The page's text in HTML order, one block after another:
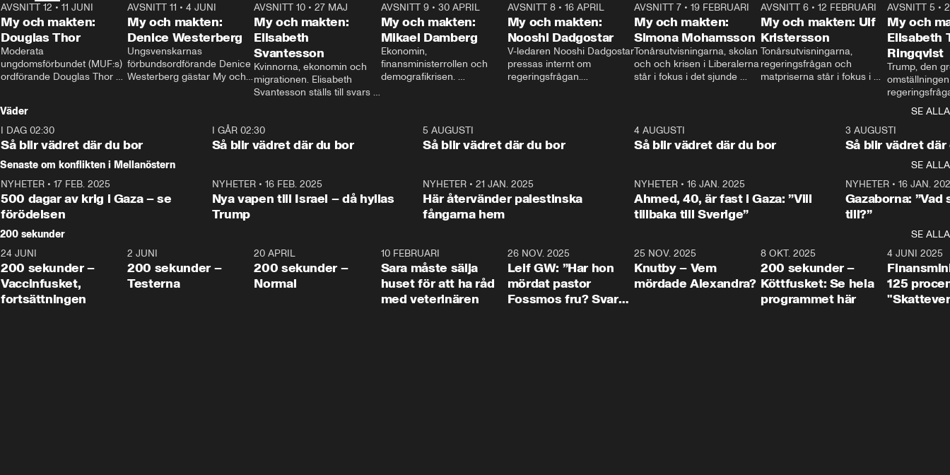
26:27
AVSNITT 12 • 11 JUNI
My och makten:
Douglas Thor
Moderata
ungdomsförbundet (MUF:s)
ordförande Douglas Thor
tonårsutvisningarna och hur
Moderaterna ska locka
väljare till valet i höst.
23:40
AVSNITT 11 •4 JUNI
My och makten:
Denice Westerberg
Ungsvenskarnas
förbundsordförande Denice
Westerberg gästar My och
AVSNITT 10 •27 MAJ
My och makten:
Elisabeth
Svantesson
Kvinnorna, ekonomin och
migrationen. Elisabeth
Svantesson ställs till svars
AVSNITT 9• 30 APRIL
My och makten:
Mikael Damberg
Ekonomin,
finansministerrollen och
demografikrisen.
och Makten.
AVSNITT 8• 16 APRIL
My och makten:
Nooshi Dadgostar
V-ledaren Nooshi Dadgostar
pressas internt om
regeringsfrågan.
– Vi ställer upp i val. Ska vi
vara med så sitter vi förstås
24:30
AVSNITT 7• 19 FEBRUARI
My och makten:
Simona Mohamsson
Tonårsutvisningarna, skolan
och och krisen i Liberalerna
står i fokus i det sjunde
kommentator My
Rohwedder ställer
utbildnings- och
Mohamsson till svars.
27:30
AVSNITT 6 •12 FEBRUARI
My och makten: Ulf
Kristersson
Tonårsutvisningarna,
regeringsfrågan och
matpriserna står i fokus i
Rohwedder ställer
statsminister Ulf Kristersson
AVSNITT 5 •
My och
Elisabeth
Ringqvist
Trump, den
centrum i
avsnittet av
Makten”. Se
Aftonbladets
Rohwedder
Thand Ring
Väder
SE ALLA
I DAG 02:30
Så blir vädret där du bor
1:06
I GÅR 02:30
Så blir vädret där du bor
5 AUGUSTI
Så blir vädret där du bor
4 AUGUSTI
Så blir vädret där du bor
3 AUGUSTI
Så blir vädret där
Senaste om konflikten i Mellanöstern
SE ALLA
NYHETER • 17 FEB. 2025
500 dagar av krig i Gaza – se
förödelsen
NYHETER• 16 FEB. 2025
Nya vapen till Israel – då hyllas
Trump
NYHETER •21 JAN. 2025
Här återvänder palestinska
fångarna hem
NYHETER• 16 JAN. 2025
Ahmed, 40, är fast i Gaza: ”Vill
tillbaka till Sverige”
NYHETER• 16 JAN.
Gazaborna:
till?”
200 sekunder
SE ALLA
5:00
24 JUNI
200 sekunder –
Vaccinfusket,
fortsättningen
4:23
2 JUNI
200 sekunder –
Testerna
20 APRIL
200 sekunder –
Normal
10 FEBRUARI
Sara måste sälja
huset för att ha råd
med veterinären
26 NOV. 2025
Leif GW: ”Har hon
mördat pastor
Fossmos fru? Svar
31:05
25 NOV. 2025
Knutby – Vem
mördade Alexandra?
4:29
8 OKT. 2025
200 sekunder –
Köttfusket: Se hela
programmet här
4 JUNI 2025
125